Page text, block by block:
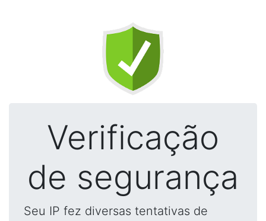
Verificação
de segurança
Seu IP fez diversas tentativas de